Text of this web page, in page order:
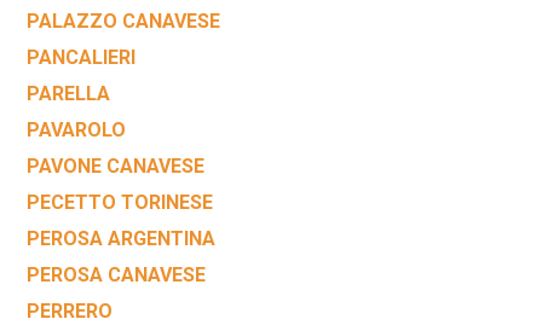
PALAZZO CANAVESE
PANCALIERI
PARELLA
PAVAROLO
PAVONE CANAVESE
PECETTO TORINESE
PEROSA ARGENTINA
PEROSA CANAVESE
PERRERO